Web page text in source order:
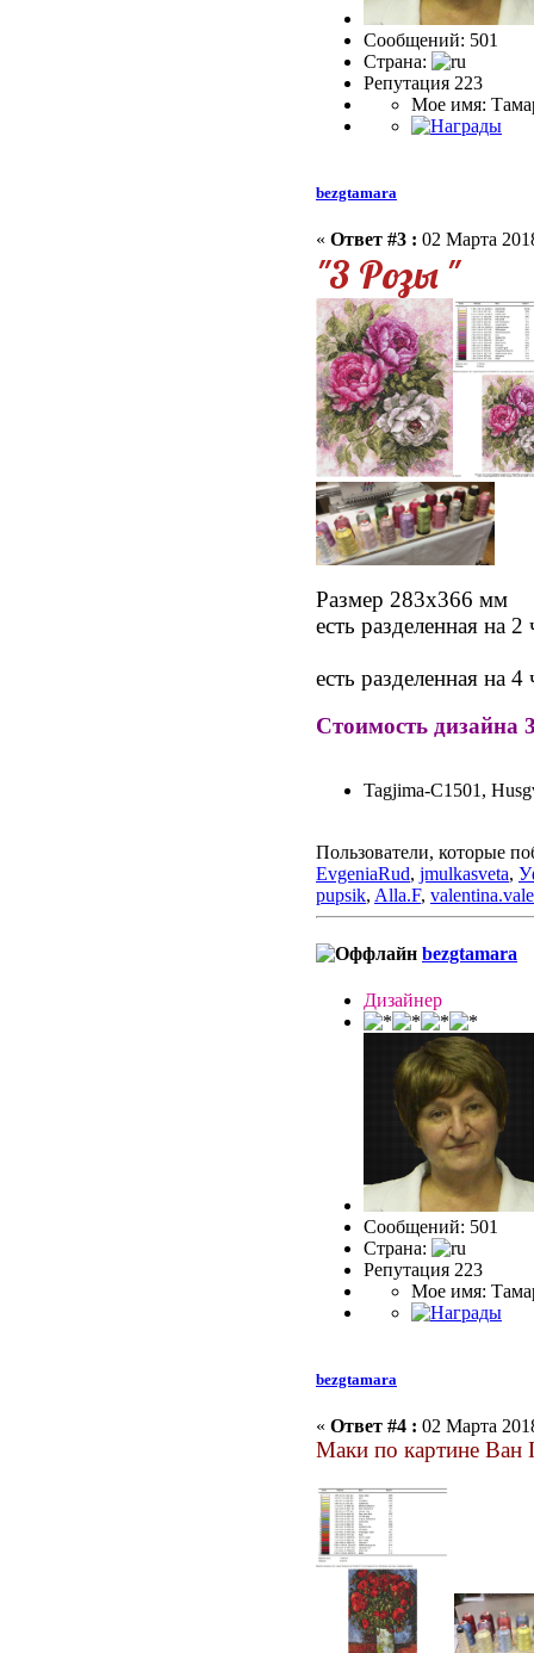
Сообщений: 501
Страна:
Репутация 223
Мое имя:
bezgtamara
« Ответ #3 : 02 Марта
"3 Розы "
Размер 283х366 мм
есть разделенная на
есть разделенная на 4
Стоимость дизайна
Tagjima-C1501,
Пользователи, которые
EvgeniaRud, jmulkasveta,
pupsik, Alla.F,
bezgtamara
Дизайнер
Сообщений: 501
Страна:
Репутация 223
Мое имя:
bezgtamara
« Ответ #4 : 02 Марта
Маки по картине Ван